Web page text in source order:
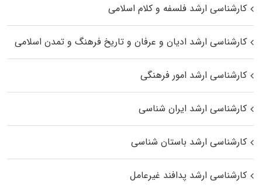
کارشناسی ارشد فلسفه و کلام اسلامی
کارشناسی ارشد ادیان و عرفان و تاریخ فرهنگ و تمدن اسلامی
کارشناسی ارشد امور فرهنگی
کارشناسی ارشد ایران شناسی
کارشناسی ارشد باستان شناسی
کارشناسی ارشد پدافند غیرعامل